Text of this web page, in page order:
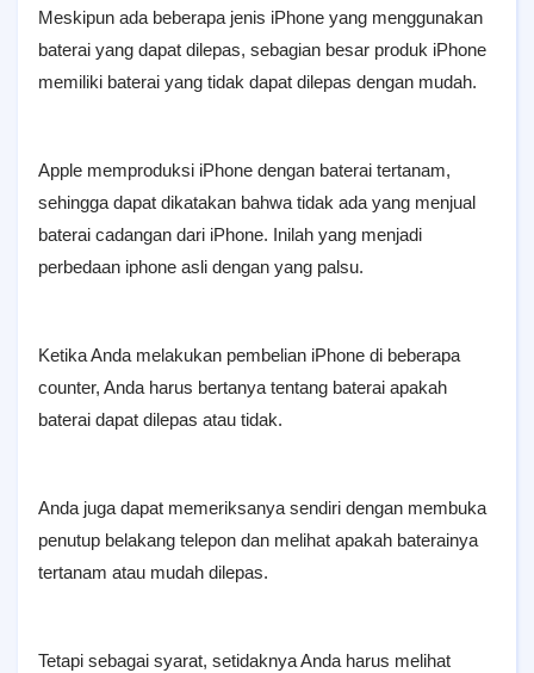
Meskipun ada beberapa jenis iPhone yang menggunakan
baterai yang dapat dilepas, sebagian besar produk iPhone
memiliki baterai yang tidak dapat dilepas dengan mudah.
Apple memproduksi iPhone dengan baterai tertanam,
sehingga dapat dikatakan bahwa tidak ada yang menjual
baterai cadangan dari iPhone. Inilah yang menjadi
perbedaan iphone asli dengan yang palsu.
Ketika Anda melakukan pembelian iPhone di beberapa
counter, Anda harus bertanya tentang baterai apakah
baterai dapat dilepas atau tidak.
Anda juga dapat memeriksanya sendiri dengan membuka
penutup belakang telepon dan melihat apakah baterainya
tertanam atau mudah dilepas.
Tetapi sebagai syarat, setidaknya Anda harus melihat